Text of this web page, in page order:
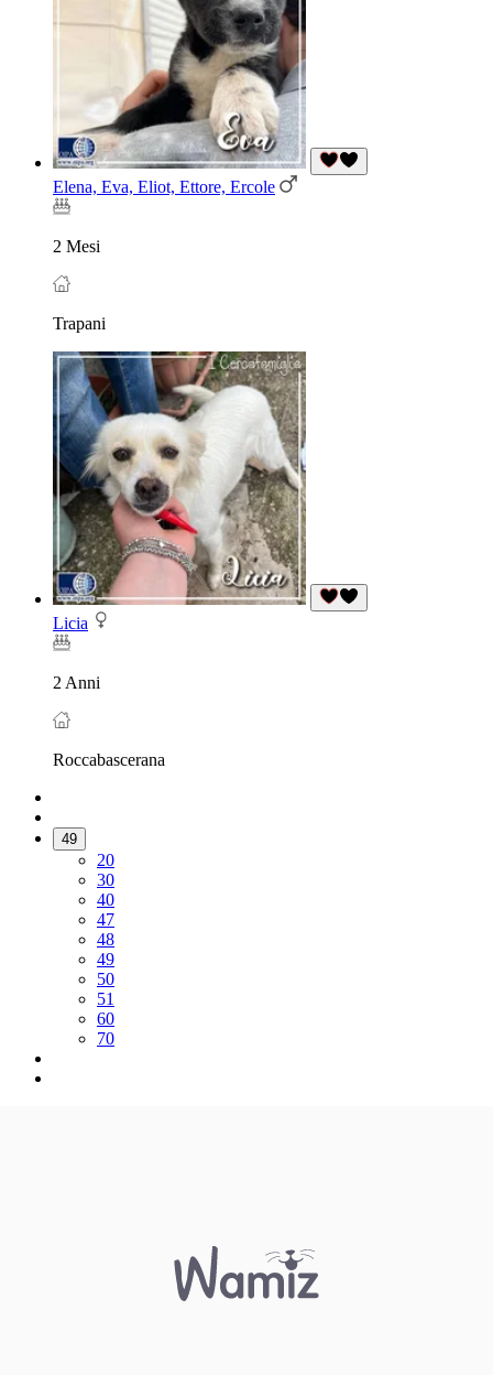
Elena, Eva, Eliot, Ettore, Ercole
2 Mesi
Trapani
Licia
2 Anni
Roccabascerana
49
20
30
40
47
48
49
50
51
60
70